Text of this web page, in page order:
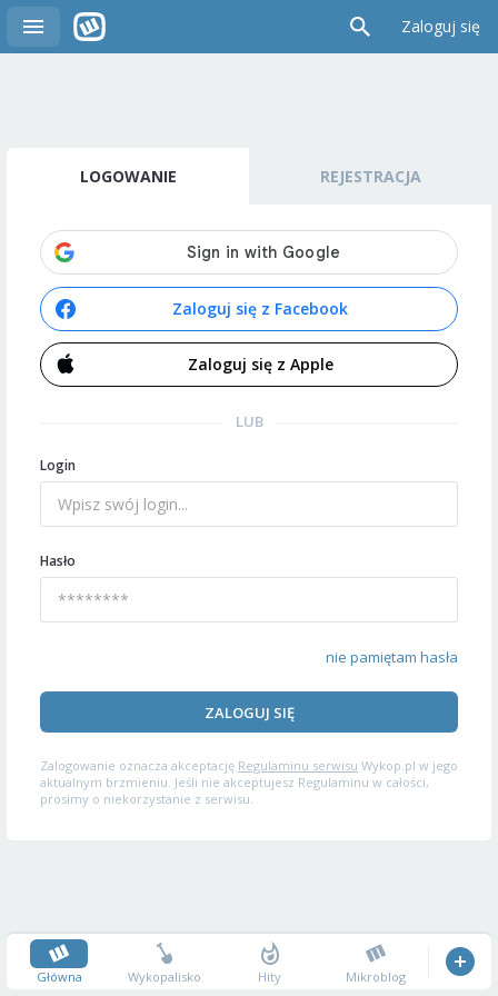
Zaloguj się
LOGOWANIE REJESTRACJA
Zaloguj się z Facebook
Zaloguj się z Apple
LUB
Login
Hasło
nie pamiętam hasła
ZALOGUJ SIĘ
Zalogowanie oznacza akceptację Regulaminu serwisu Wykop.pl w jego
aktualnym brzmieniu. Jeśli nie akceptujesz Regulaminu w całości,
prosimy o niekorzystanie z serwisu.
Główna Wykopalisko Hity Mikroblog